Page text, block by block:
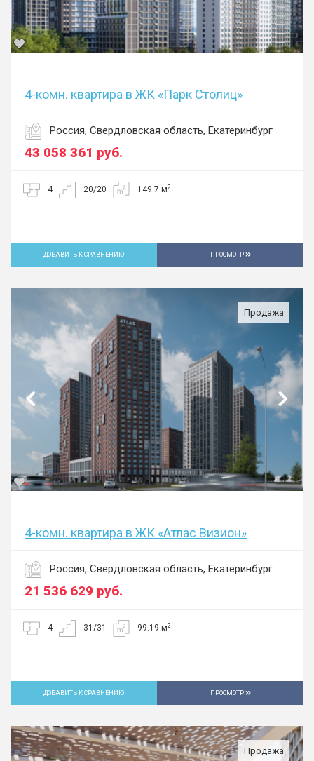
4-комн. квартира в ЖК «Парк Столиц»
Россия, Свердловская область, Екатеринбург
43 058 361 руб.
4 20/20 149.7 м2
ДОБАВИТЬ К СРАВНЕНИЮ ПРОСМОТР
Продажа
4-комн. квартира в ЖК «Атлас Визион»
Россия, Свердловская область, Екатеринбург
21 536 629 руб.
4 31/31 99.19 м2
ДОБАВИТЬ К СРАВНЕНИЮ ПРОСМОТР
Продажа